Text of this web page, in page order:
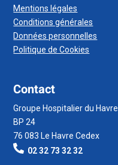
Mentions légales
Conditions générales
Données personnelles
Politique de Cookies
Contact
Groupe Hospitalier du Havre
BP 24
76 083 Le Havre Cedex
02 32 73 32 32